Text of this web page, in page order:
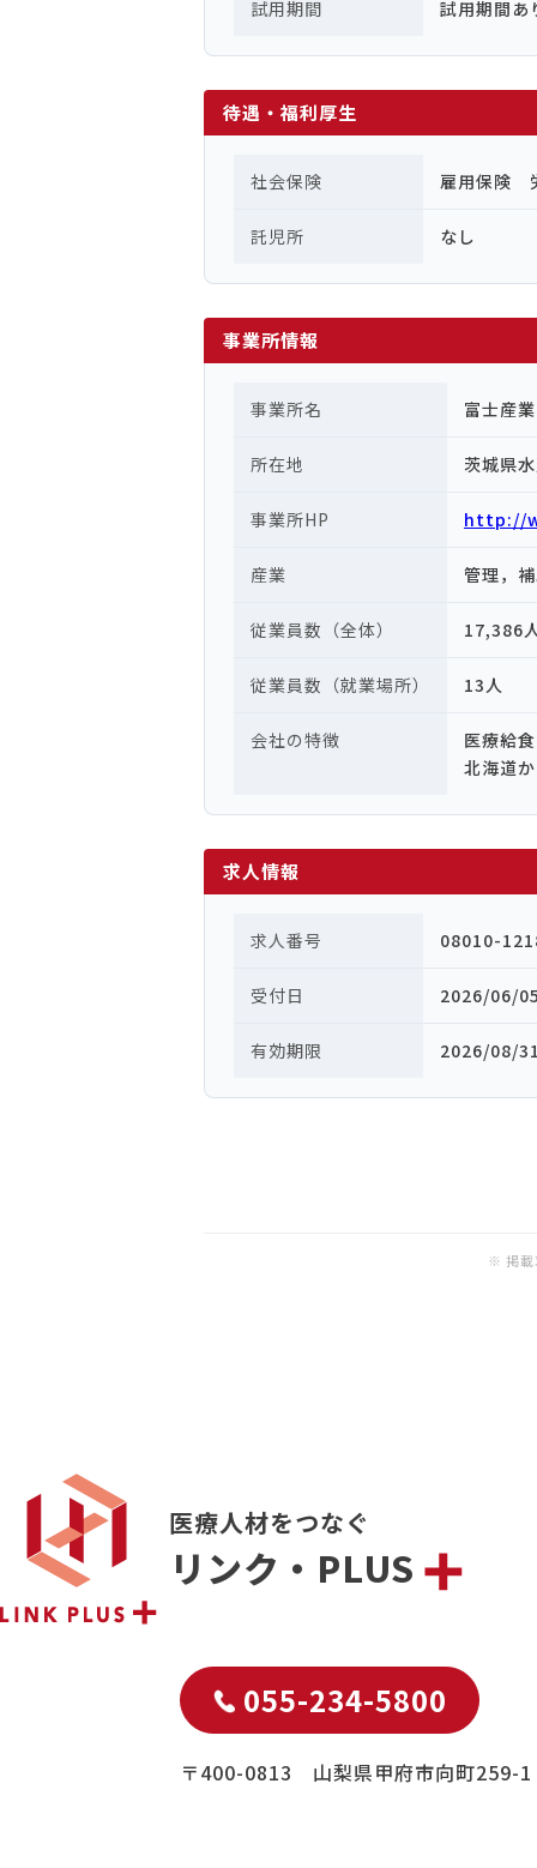
試用期間 試用期間あ
待遇・福利厚生
社会保険 雇用保険
託児所 なし
事業所情報
事業所名 富士産
所在地 茨城県
事業所HP http://
産業 管理，
従業員数（全体） 17,386
従業員数（就業場所） 13人
会社の特徴
医療給
北海道
求人情報
求人番号 08010-
受付日 2026/06/
有効期限 2026/08/
※ 掲載
医療人材をつなぐ
リンク・PLUS
055-234-5800
〒400-0813 山梨県甲府市向町259-1